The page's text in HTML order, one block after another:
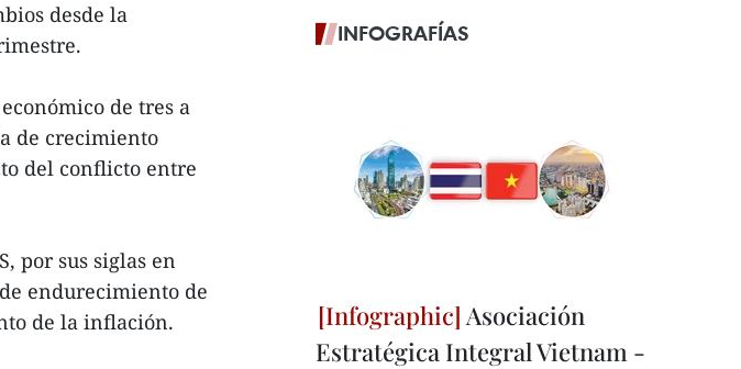
desde la
de tres a
de crecimiento
del conflicto entre
por sus siglas en
endurecimiento de
de la inflación.
INFOGRAFÍAS
Asociación
Estratégica Integral Vietnam -